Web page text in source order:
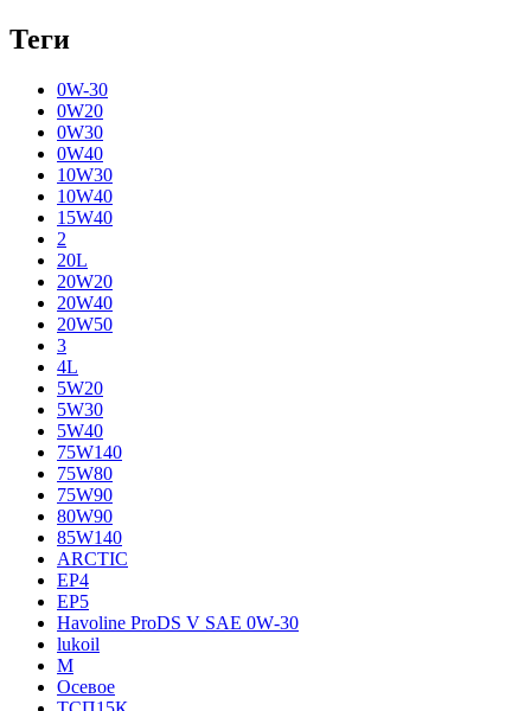
Теги
0W-30
0W20
0W30
0W40
10W30
10W40
15W40
2
20L
20W20
20W40
20W50
3
4L
5W20
5W30
5W40
75W140
75W80
75W90
80W90
85W140
ARCTIC
EP4
EP5
Havoline ProDS V SAE 0W‑30
lukoil
М
Осевое